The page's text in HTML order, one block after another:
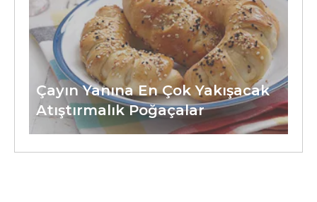
Çayın Yanına En Çok Yakışacak
Atıştırmalık Poğaçalar